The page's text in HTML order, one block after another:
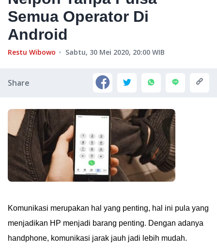
Semua Operator Di
Android
Restu Wibowo Sabtu, 30 Mei 2020, 20:00 WIB
Share
Komunikasi merupakan hal yang penting, hal ini pula yang
menjadikan HP menjadi barang penting. Dengan adanya
handphone, komunikasi jarak jauh jadi lebih mudah.